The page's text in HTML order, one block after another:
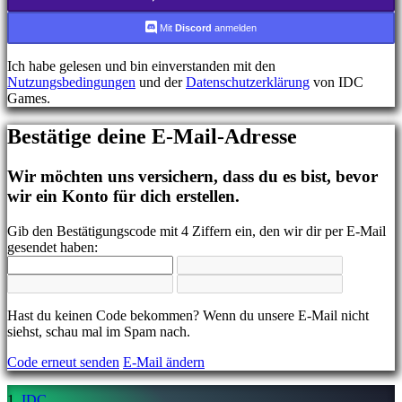
FR
IT
KO
NL
NO
PL
PT
RU
SR
SV
TR
UK
Das
Das
Mit Discord anmelden
Ich habe gelesen und bin einverstanden mit den
Nutzungsbedingungen und derDatenschutzerklärung von IDC
Games.
Bestätige deine E-Mail-Adresse
Wir möchten uns versichern, dass du es bist, bevor
wir ein Konto für dich erstellen.
Gib den Bestätigungscode mit 4 Ziffern ein, den wir dir per E-Mail
gesendet haben:
Hast du keinen Code bekommen? Wenn du unsere E-Mail nicht
siehst, schau mal im Spam nach.
Code erneut senden E-Mail ändern